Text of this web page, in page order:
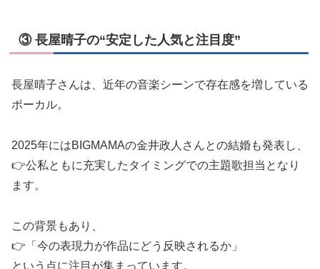
③ 長屋晴子の“安定した人気と注目度”
長屋晴子さんは、近年の音楽シーンで存在感を増している
ボーカル。
2025年にはBIGMAMAの金井政人さんとの結婚も発表し、
👉公私ともに充実したタイミングでの主題歌担当となり
ます。
この背景もあり、
👉「今の表現力が作品にどう反映されるか」
という点に注目が集まっています。